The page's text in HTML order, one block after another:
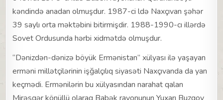
kəndində anadan olmuşdur. 1987-ci ldə Naxçıvan şəhər
39 saylı orta məktəbini bitirmişdir. 1988-1990-cı illərdə
Sovet Ordusunda hərbi xidmətdə olmuşdur.
“Dənizdən-dənizə böyük Ermənistan” xülyası ilə yaşayan
erməni millətçilərinin işğalçılıq siyasəti Naxçıvanda da yan
keçmədi. Ermənilərin bu xülyasından narahat qalan